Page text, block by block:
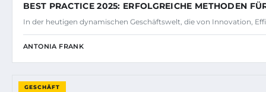
BEST PRACTICE 2025: ERFOLGREICHE METHODEN
In der heutigen dynamischen Geschäftswelt, die von Innovation,
ANTONIA FRANK
GESCHÄFT